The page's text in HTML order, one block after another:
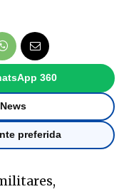
360
preferida